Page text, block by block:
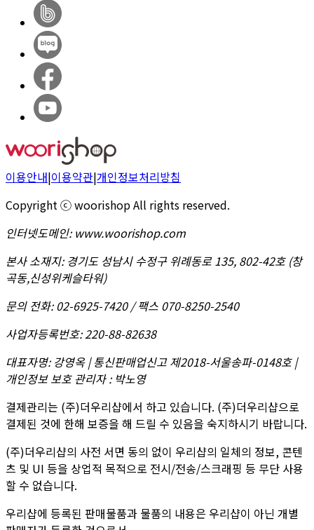
이용안내|이용약관|개인정보처리방침
Copyright ⓒ woorishop All rights reserved.
인터넷도메인:www.woorishop.com
본사 소재지:경기도 성남시 수정구 위례동로 135, 802-42호 (창
곡동,신성위케슬타워)
문의 전화:02-6925-7420 / 팩스 070-8250-2540
사업자등록번호:220-88-82638
대표자명:강영옥 | 통신판매업신고 제2018-서울송파-0148호 |
개인정보 보호 관리자 : 박노영
결제관리는 (주)더우리샵에서 하고 있습니다. (주)더우리샵으로
결제된 것에 한해 보증을 해 드릴 수 있음을 숙지하시기 바랍니다.
(주)더우리샵의 사전 서면 동의 없이 우리샵의 일체의 정보, 콘텐
츠 및 UI 등을 상업적 목적으로 전시/전송/스크래핑 등 무단 사용
할 수 없습니다.
우리샵에 등록된 판매물품과 물품의 내용은 우리샵이 아닌 개별